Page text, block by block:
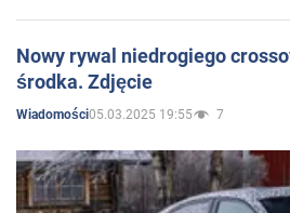
Nowy rywal niedrogiego
środka. Zdjęcie
Wiadomości05.03.2025 19:55 7